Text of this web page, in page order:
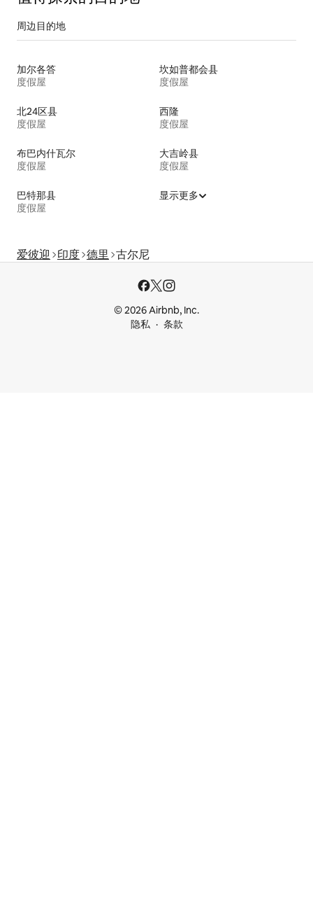
周边目的地
加尔各答
度假屋
坎如普都会县
度假屋
北24区县
度假屋
西隆
度假屋
布巴内什瓦尔
度假屋
大吉岭县
度假屋
巴特那县
度假屋
显示更多
爱彼迎 印度 德里 古尔尼
© 2026 Airbnb, Inc.
隐私
条款